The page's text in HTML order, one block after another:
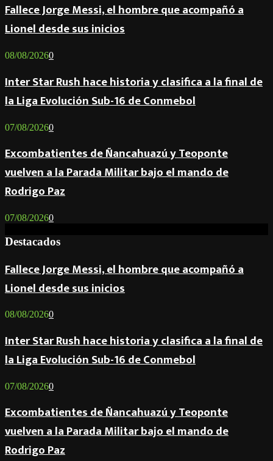
Fallece Jorge Messi, el hombre que acompañó a
Lionel desde sus inicios
08/08/20260
Inter Star Rush hace historia y clasifica a la final de
la Liga Evolución Sub-16 de Conmebol
07/08/20260
Excombatientes de Ñancahuazú y Teoponte
vuelven a la Parada Militar bajo el mando de
Rodrigo Paz
07/08/20260
Destacados
Fallece Jorge Messi, el hombre que acompañó a
Lionel desde sus inicios
08/08/20260
Inter Star Rush hace historia y clasifica a la final de
la Liga Evolución Sub-16 de Conmebol
07/08/20260
Excombatientes de Ñancahuazú y Teoponte
vuelven a la Parada Militar bajo el mando de
Rodrigo Paz